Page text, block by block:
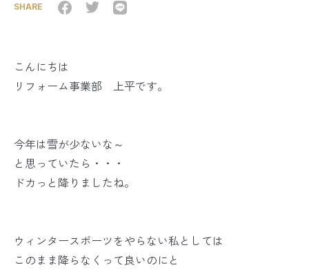
SHARE
こんにちは
リフォーム事業部 上平です。
今年は雪が少ないな～
と思っていたら・・・
ドカっと降りましたね。
ウィンタースポーツをやらない私としては
このまま降らなくって良いのにと